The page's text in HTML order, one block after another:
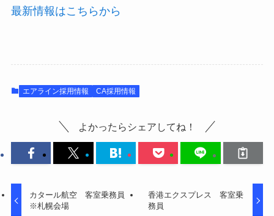
最新情報はこちらから
エアライン採用情報 CA採用情報
よかったらシェアしてね！
カタール航空 客室乗務員
※札幌会場
香港エクスプレス 客室乗
務員